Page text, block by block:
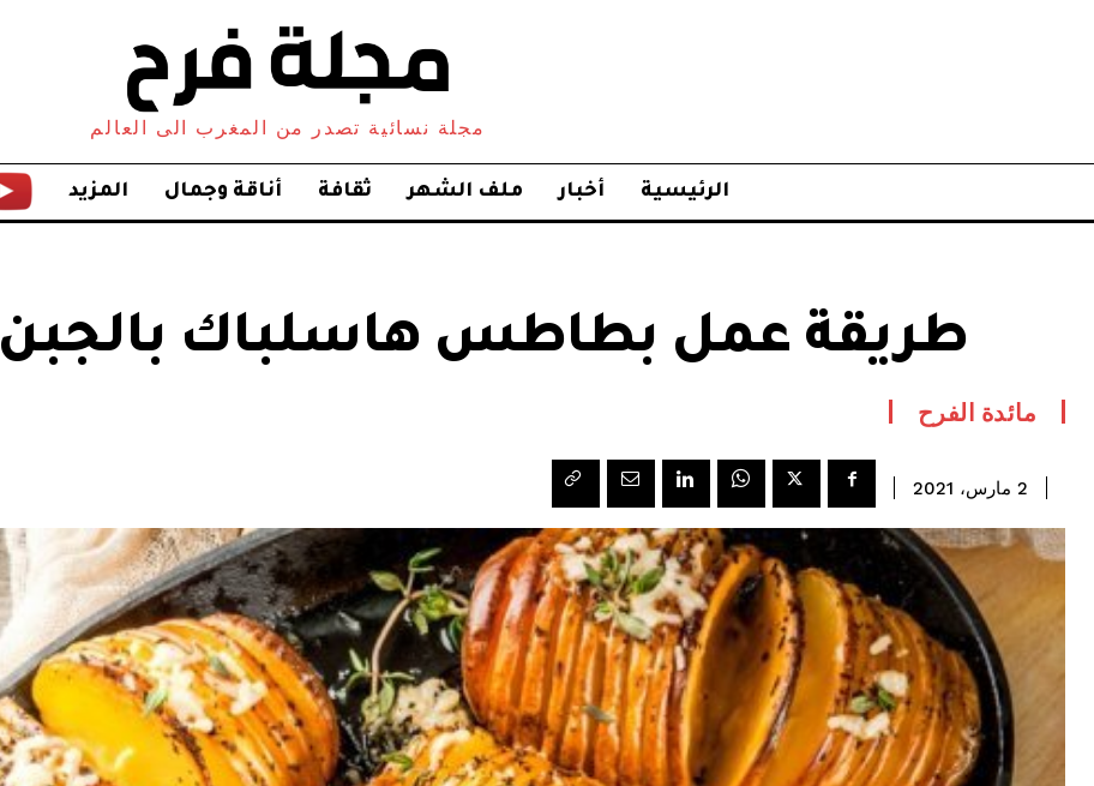
مجلة نسائية تصدر من المغرب الى العالم
الرئيسية أخبار ملف الشهر ثقافة أناقة وجمال المزيد
طريقة عمل بطاطس هاسلباك بالجبن
مائدة الفرح
2 مارس، 2021